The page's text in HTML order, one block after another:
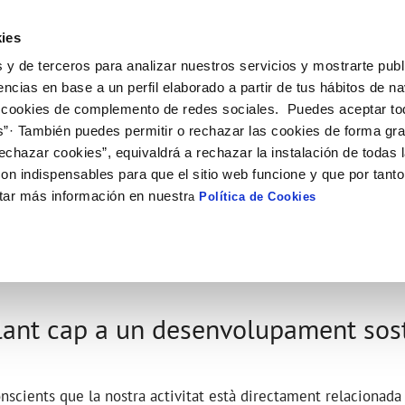
y de terceros para analizar nuestros servicios y mostrarte
en base a un perfil elaborado a partir de tus hábitos de
de complemento de redes sociales. Puedes aceptar
También puedes permitir o rechazar las cookies de forma
cookies”, equivaldrá a rechazar la instalación de todas
indispensables para que el sitio web funcione y que por
más información en nuestra Política de Cookies
titular
subministrament
MODIFICACIÓ DE DADES
Actualitzar dades bancàries
Actualitzar dades de
El Teu Servei
AL CLIENT
contacte
i afectacions
COMPROMÍS DE SERVEI
Carta de compromisos
Customer Counsel (Defensa del
La Teva Aigua
la qualitat de l’aigua
CURA DE L'AIGUA
Consells d’estalvi
Coneix-nos
CONDUCTA
DE GESTIÓ I CERTIFICATS
PERFIL DEL CONTRACTANT
Plataforma de contractació del
públic
Licitacions en curs
El
cap a un desenvolupament
que la nostra activitat està directament